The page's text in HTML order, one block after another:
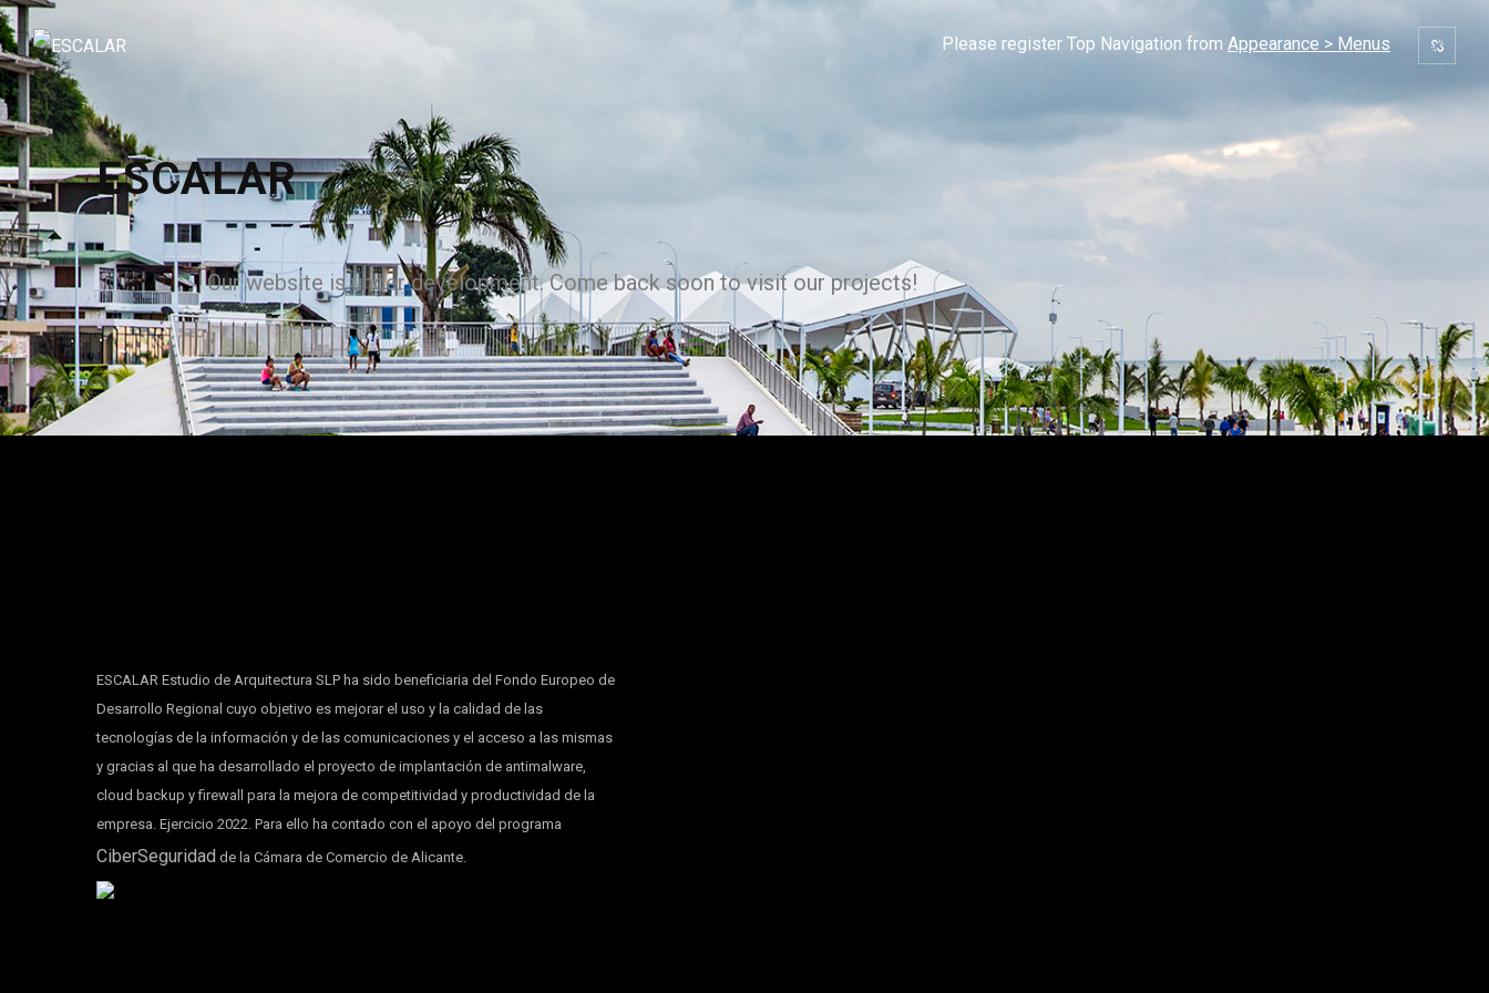
Please register Top Navigation from Appearance > Menus
ESCALAR
Our website is under development. Come back soon to visit our projects!
ESCALAR Estudio de Arquitectura SLP ha sido beneficiaria del Fondo Europeo de
Desarrollo Regional cuyo objetivo es mejorar el uso y la calidad de las
tecnologías de la información y de las comunicaciones y el acceso a las mismas
y gracias al que ha desarrollado el proyecto de implantación de antimalware,
cloud backup y firewall para la mejora de competitividad y productividad de la
empresa. Ejercicio 2022. Para ello ha contado con el apoyo del programa
CiberSeguridad de la Cámara de Comercio de Alicante.